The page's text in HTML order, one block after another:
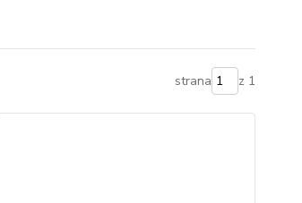
strana z 1